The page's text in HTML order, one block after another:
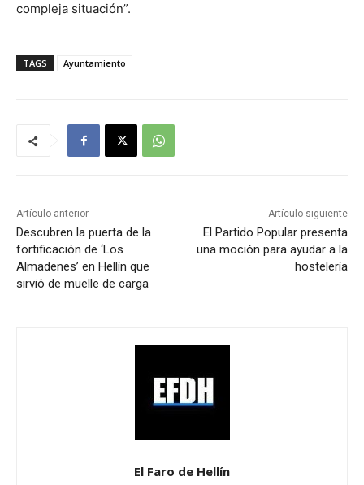
compleja situación”.
TAGS Ayuntamiento
Artículo anterior
Descubren la puerta de la
fortificación de ‘Los
Almadenes’ en Hellín que
sirvió de muelle de carga
Artículo siguiente
El Partido Popular presenta
una moción para ayudar a la
hostelería
El Faro de Hellín